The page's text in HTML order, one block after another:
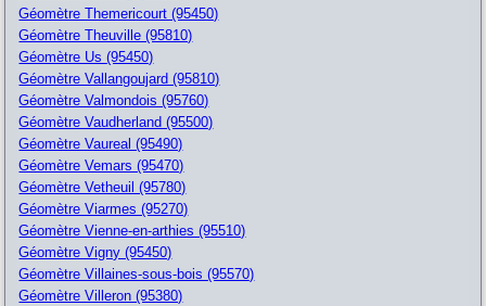
Géomètre Themericourt (95450)
Géomètre Theuville (95810)
Géomètre Us (95450)
Géomètre Vallangoujard (95810)
Géomètre Valmondois (95760)
Géomètre Vaudherland (95500)
Géomètre Vaureal (95490)
Géomètre Vemars (95470)
Géomètre Vetheuil (95780)
Géomètre Viarmes (95270)
Géomètre Vienne-en-arthies (95510)
Géomètre Vigny (95450)
Géomètre Villaines-sous-bois (95570)
Géomètre Villeron (95380)